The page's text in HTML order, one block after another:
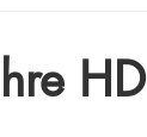
HD